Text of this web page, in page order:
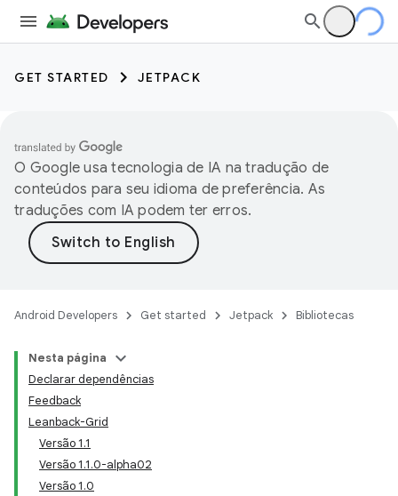
GET STARTED JETPACK
O Google usa tecnologia de IA na tradução de
conteúdos para seu idioma de preferência. As
traduções com IA podem ter erros.
Android Developers Get started Jetpack Bibliotecas
Nesta página
Declarar dependências
Feedback
Leanback-Grid
Versão 1.1
Versão 1.1.0-alpha02
Versão 1.0